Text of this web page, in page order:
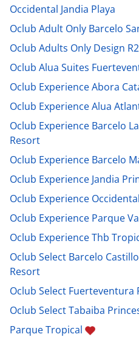
Occidental Jandia Playa
Oclub Adult Only Barcelo
Oclub Adults Only Design
Oclub Alua Suites
Oclub Experience Abora
Oclub Experience Alua
Oclub Experience Barcelo
Resort
Oclub Experience Barcelo
Oclub Experience Jandia
Oclub Experience
Oclub Experience Parque
Oclub Experience Thb
Oclub Select Barcelo
Resort
Oclub Select Fuerteventura
Oclub Select Tabaiba
Parque Tropical